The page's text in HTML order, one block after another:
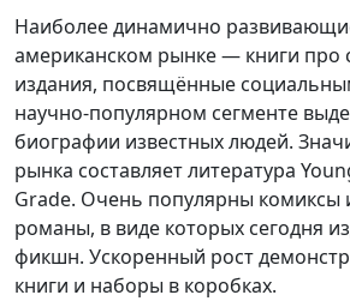
Наиболее динамично
американском рынке — книги про
издания, посвящённые
научно-популярном сегменте
биографии известных людей.
рынка составляет литература
Grade. Очень популярны комиксы
романы, в виде которых сегодня
фикшн. Ускоренный рост
книги и наборы в коробках.